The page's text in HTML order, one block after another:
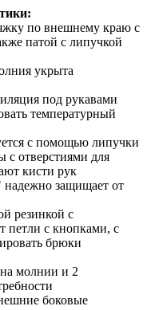
по внешнему краю с
патой с липучкой
укрыта
под рукавами
температурный
с помощью липучки
с отверcтиями для
кисти рук
надежно защищает от
резинкой с
петли с кнопками, с
брюки
молнии и 2
боковые